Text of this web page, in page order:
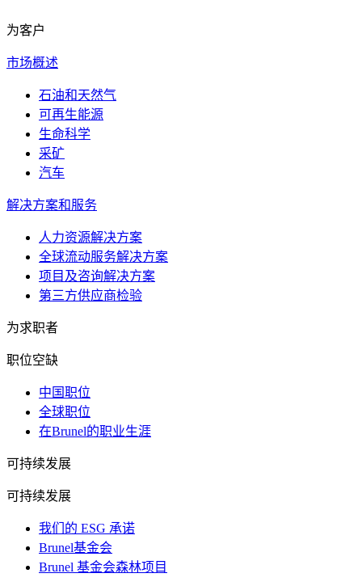
为客户
市场概述
石油和天然气
可再生能源
生命科学
采矿
汽车
解决方案和服务
人力资源解决方案
全球流动服务解决方案
项目及咨询解决方案
第三方供应商检验
为求职者
职位空缺
中国职位
全球职位
在Brunel的职业生涯
可持续发展
可持续发展
我们的 ESG 承诺
Brunel基金会
Brunel 基金会森林项目